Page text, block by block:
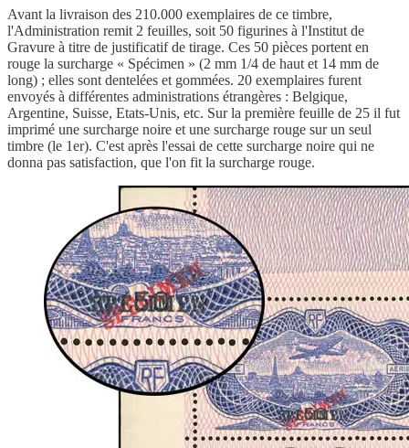
Avant la livraison des 210.000 exemplaires de ce timbre,
l'Administration remit 2 feuilles, soit 50 figurines à l'Institut de
Gravure à titre de justificatif de tirage. Ces 50 pièces portent en
rouge la surcharge « Spécimen » (2 mm 1/4 de haut et 14 mm de
long) ; elles sont dentelées et gommées. 20 exemplaires furent
envoyés à différentes administrations étrangères : Belgique,
Argentine, Suisse, Etats-Unis, etc. Sur la première feuille de 25 il fut
imprimé une surcharge noire et une surcharge rouge sur un seul
timbre (le 1er). C'est après l'essai de cette surcharge noire qui ne
donna pas satisfaction, que l'on fit la surcharge rouge.